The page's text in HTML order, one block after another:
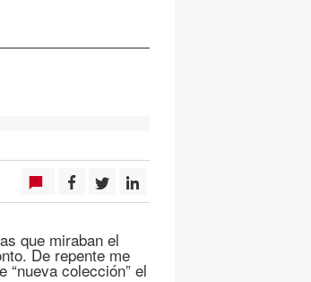
que miraban el
De repente me
“nueva colección” el